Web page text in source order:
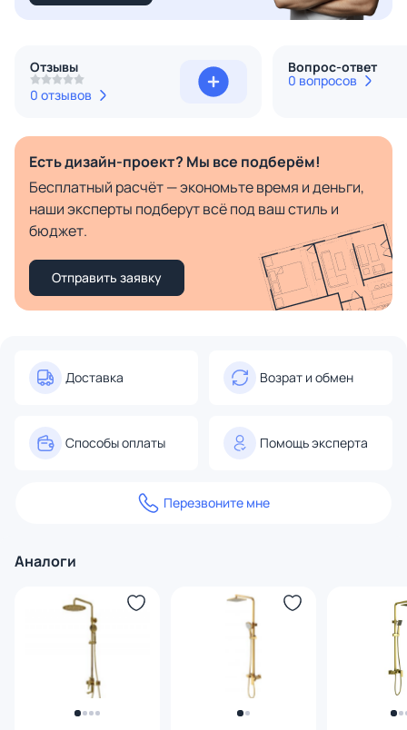
Отзывы
0 отзывов
Вопрос-ответ
0 вопросов
Есть дизайн-проект? Мы все подберём!
Бесплатный расчёт — экономьте время и деньги,
наши эксперты подберут всё под ваш стиль и
бюджет.
Отправить заявку
Доставка Возрат и обмен
Способы оплаты Помощь эксперта
Перезвоните мне
Аналоги